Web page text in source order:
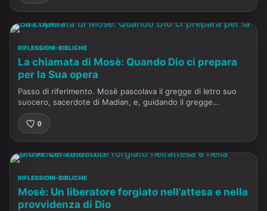
RIFLESSIONI-BIBLICHE
La chiamata di Mosè: Quando Dio ci prepara
per la Sua opera
Passo di riferimento. Mosè pascolava il gregge di Ietro suo
suocero, sacerdote di Madian, e, guidando il gregge…
0
RIFLESSIONI-BIBLICHE
Mosè: Un liberatore forgiato nell’attesa e nella
provvidenza di Dio